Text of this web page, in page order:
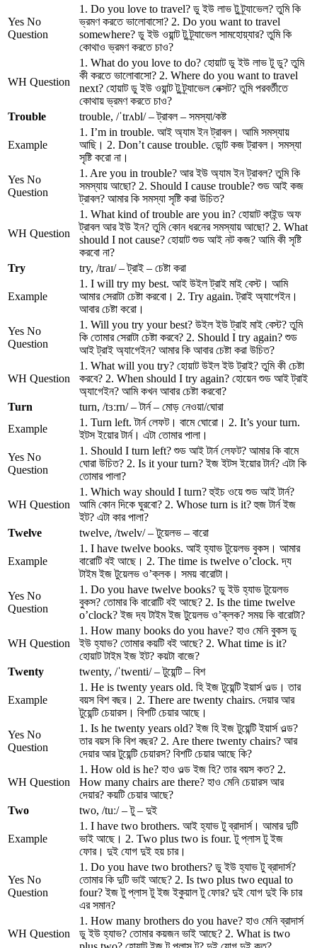
Yes No
Question
1. Do you love to travel? ডু ইউ লাভ টু ট্র্যাভেল? তুমি কি
ভ্রমণ করতে ভালোবাসো? 2. Do you want to travel
somewhere? ডু ইউ ওয়ান্ট টু ট্র্যাভেল সামহোয়্যার? তুমি কি
কোথাও ভ্রমণ করতে চাও?
WH Question
1. What do you love to do? হোয়াট ডু ইউ লাভ টু ডু? তুমি
কী করতে ভালোবাসো? 2. Where do you want to travel
next? হোয়াট ডু ইউ ওয়ান্ট টু ট্র্যাভেল নেক্সট? তুমি পরবর্তীতে
কোথায় ভ্রমণ করতে চাও?
Trouble
trouble, /ˈtrʌbl/ – ট্রাবল – সমস্যা/কষ্ট
Example
1. I’m in trouble. আই অ্যাম ইন ট্রাবল। আমি সমস্যায়
আছি। 2. Don’t cause trouble. ডোন্ট কজ ট্রাবল। সমস্যা
সৃষ্টি করো না।
Yes No
Question
1. Are you in trouble? আর ইউ অ্যাম ইন ট্রাবল? তুমি কি
সমস্যায় আছো? 2. Should I cause trouble? শুড আই কজ
ট্রাবল? আমার কি সমস্যা সৃষ্টি করা উচিত?
WH Question
1. What kind of trouble are you in? হোয়াট কাইন্ড অফ
ট্রাবল আর ইউ ইন? তুমি কোন ধরনের সমস্যায় আছো? 2. What
should I not cause? হোয়াট শুড আই নট কজ? আমি কী সৃষ্টি
করবো না?
Try
try, /traɪ/ – ট্রাই – চেষ্টা করা
Example
1. I will try my best. আই উইল ট্রাই মাই বেস্ট। আমি
আমার সেরাটা চেষ্টা করবো। 2. Try again. ট্রাই অ্যাগেইন।
আবার চেষ্টা করো।
Yes No
Question
1. Will you try your best? উইল ইউ ট্রাই মাই বেস্ট? তুমি
কি তোমার সেরাটা চেষ্টা করবে? 2. Should I try again? শুড
আই ট্রাই অ্যাগেইন? আমার কি আবার চেষ্টা করা উচিত?
WH Question
1. What will you try? হোয়াট উইল ইউ ট্রাই? তুমি কী চেষ্টা
করবে? 2. When should I try again? হোয়েন শুড আই ট্রাই
অ্যাগেইন? আমি কখন আবার চেষ্টা করবো?
Turn
turn, /tɜːrn/ – টার্ন – মোড় নেওয়া/ঘোরা
Example
1. Turn left. টার্ন লেফট। বামে ঘোরো। 2. It’s your turn.
ইটস ইয়োর টার্ন। এটা তোমার পালা।
Yes No
Question
1. Should I turn left? শুড আই টার্ন লেফট? আমার কি বামে
ঘোরা উচিত? 2. Is it your turn? ইজ ইটস ইয়োর টার্ন? এটা কি
তোমার পালা?
WH Question
1. Which way should I turn? হুইচ ওয়ে শুড আই টার্ন?
আমি কোন দিকে ঘুরবো? 2. Whose turn is it? হুজ টার্ন ইজ
ইট? এটা কার পালা?
Twelve
twelve, /twelv/ – টুয়েলভ – বারো
Example
1. I have twelve books. আই হ্যাভ টুয়েলভ বুকস। আমার
বারোটি বই আছে। 2. The time is twelve o’clock. দ্য
টাইম ইজ টুয়েলভ ও’ক্লক। সময় বারোটা।
Yes No
Question
1. Do you have twelve books? ডু ইউ হ্যাভ টুয়েলভ
বুকস? তোমার কি বারোটি বই আছে? 2. Is the time twelve
o’clock? ইজ দ্য টাইম ইজ টুয়েলভ ও’ক্লক? সময় কি বারোটা?
WH Question
1. How many books do you have? হাও মেনি বুকস ডু
ইউ হ্যাভ? তোমার কয়টি বই আছে? 2. What time is it?
হোয়াট টাইম ইজ ইট? কয়টা বাজে?
Twenty
twenty, /ˈtwenti/ – টুয়েন্টি – বিশ
Example
1. He is twenty years old. হি ইজ টুয়েন্টি ইয়ার্স ওল্ড। তার
বয়স বিশ বছর। 2. There are twenty chairs. দেয়ার আর
টুয়েন্টি চেয়ারস। বিশটি চেয়ার আছে।
Yes No
Question
1. Is he twenty years old? ইজ হি ইজ টুয়েন্টি ইয়ার্স ওল্ড?
তার বয়স কি বিশ বছর? 2. Are there twenty chairs? আর
দেয়ার আর টুয়েন্টি চেয়ারস? বিশটি চেয়ার আছে কি?
WH Question
1. How old is he? হাও ওল্ড ইজ হি? তার বয়স কত? 2.
How many chairs are there? হাও মেনি চেয়ারস আর
দেয়ার? কয়টি চেয়ার আছে?
Two
two, /tuː/ – টু – দুই
Example
1. I have two brothers. আই হ্যাভ টু ব্রাদার্স। আমার দুটি
ভাই আছে। 2. Two plus two is four. টু প্লাস টু ইজ
ফোর। দুই যোগ দুই হয় চার।
Yes No
Question
1. Do you have two brothers? ডু ইউ হ্যাভ টু ব্রাদার্স?
তোমার কি দুটি ভাই আছে? 2. Is two plus two equal to
four? ইজ টু প্লাস টু ইজ ইকুয়াল টু ফোর? দুই যোগ দুই কি চার
এর সমান?
WH Question
1. How many brothers do you have? হাও মেনি ব্রাদার্স
ডু ইউ হ্যাভ? তোমার কয়জন ভাই আছে? 2. What is two